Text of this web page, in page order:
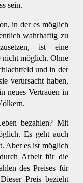
sein.
in der es möglich
wahrhaftig zu
ist eine
nicht möglich. Ohne
und in der
verursacht haben,
neues Vertrauen in
bezahlen? Mit
Es geht auch
Aber es ist möglich
Arbeit für die
des Preises für
Preis bezieht